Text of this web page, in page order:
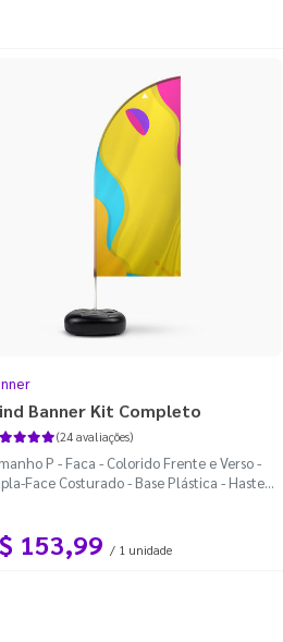
Banner Kit Completo
(24 avaliações)
P - Faca - Colorido Frente e Verso -
Face Costurado - Base Plástica - Haste
153,99 / 1 unidade